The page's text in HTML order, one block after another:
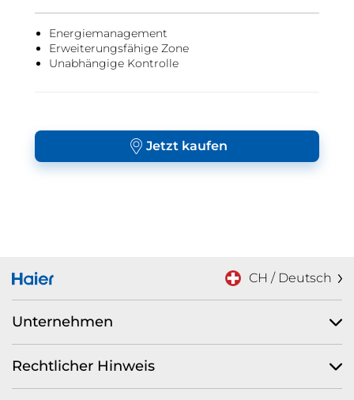
Energiemanagement
Erweiterungsfähige Zone
Unabhängige Kontrolle
Jetzt kaufen
CH / Deutsch
Unternehmen
Rechtlicher Hinweis